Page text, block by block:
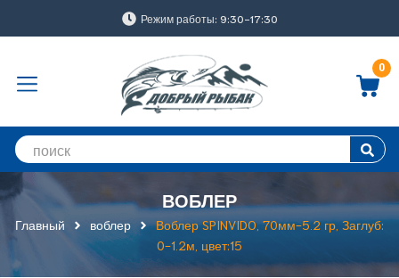
Режим работы: 9:30-17:30
0
ВОБЛЕР
Главный воблер
Воблер SPINVIDO, 70мм-5.2 гр, Заглуб:
0-1.2м, цвет:15